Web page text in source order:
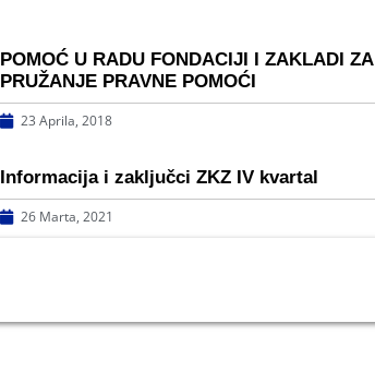
POMOĆ U RADU FONDACIJI I ZAKLADI ZA
PRUŽANJE PRAVNE POMOĆI
23 Aprila, 2018
Informacija i zaključci ZKZ IV kvartal
26 Marta, 2021